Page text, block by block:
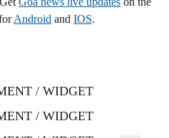
Android and IOS.
/ WIDGET
/ WIDGET